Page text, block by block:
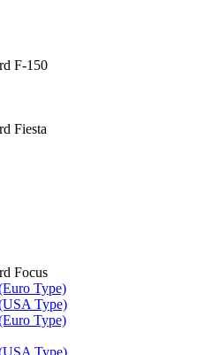
F-150
Fiesta
Focus
Type)
Type)
Type)
Type)